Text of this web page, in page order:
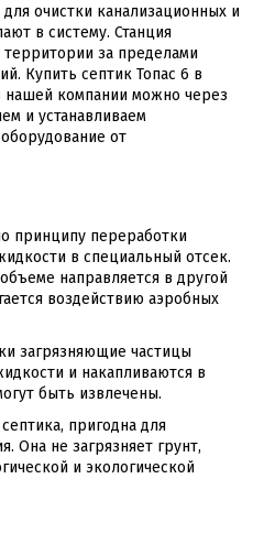
очистки канализационных и
в систему. Станция
территории за пределами
Купить септик Топас 6 в
компании можно через
и устанавливаем
от
принципу переработки
в специальный отсек.
направляется в другой
воздействию аэробных
загрязняющие частицы
и накапливаются в
быть извлечены.
пригодна для
Она не загрязняет грунт,
и экологической